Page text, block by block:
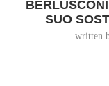
SUO
written